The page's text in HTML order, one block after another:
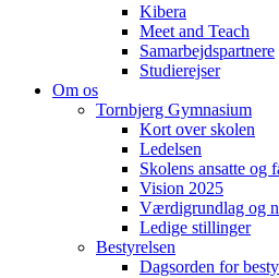
Kibera
Meet and Teach
Samarbejdspartnere
Studierejser
Om os
Tornbjerg Gymnasium
Kort over skolen
Ledelsen
Skolens ansatte og
Vision 2025
Værdigrundlag og
Ledige stillinger
Bestyrelsen
Dagsorden for